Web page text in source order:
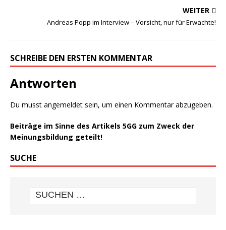
WEITER
Andreas Popp im Interview – Vorsicht, nur für Erwachte!
SCHREIBE DEN ERSTEN KOMMENTAR
Antworten
Du musst angemeldet sein, um einen Kommentar abzugeben.
Beiträge im Sinne des Artikels 5GG zum Zweck der
Meinungsbildung geteilt!
SUCHE